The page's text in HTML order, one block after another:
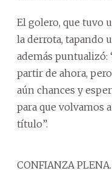
El golero, que tuvo
la derrota, tapando
además puntualizó:
partir de ahora,
aún chances y
para que volvamos
título”.
CONFIANZA